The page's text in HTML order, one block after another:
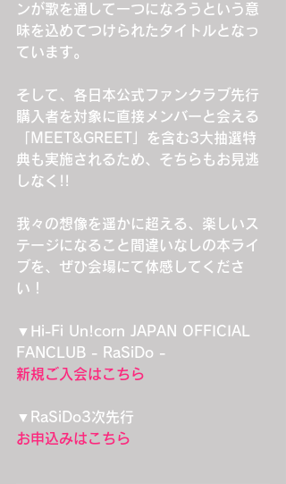
ンが歌を通して一つになろうという意
味を込めてつけられたタイトルとなっ
ています。
そして、各日本公式ファンクラブ先行
購入者を対象に直接メンバーと会える
「MEET&GREET」を含む3大抽選特
典も実施されるため、そちらもお見逃
しなく!!
我々の想像を遥かに超える、楽しいス
テージになること間違いなしの本ライ
ブを、ぜひ会場にて体感してくださ
い！
▼Hi-Fi Un!corn JAPAN OFFICIAL
FANCLUB - RaSiDo -
新規ご入会はこちら
▼RaSiDo3次先行
お申込みはこちら